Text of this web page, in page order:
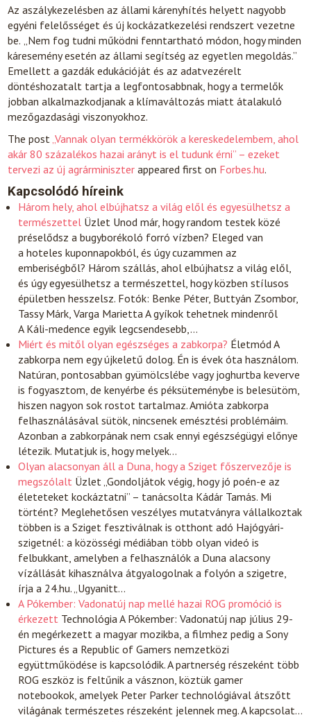
Az aszálykezelésben az állami kárenyhítés helyett nagyobb
egyéni felelősséget és új kockázatkezelési rendszert vezetne
be. „Nem fog tudni működni fenntartható módon, hogy minden
káresemény esetén az állami segítség az egyetlen megoldás.”
Emellett a gazdák edukációját és az adatvezérelt
döntéshozatalt tartja a legfontosabbnak, hogy a termelők
jobban alkalmazkodjanak a klímaváltozás miatt átalakuló
mezőgazdasági viszonyokhoz.
The post„Vannak olyan termékkörök a kereskedelembem, ahol
akár 80 százalékos hazai arányt is el tudunk érni” – ezeket
tervezi az új agrárminiszter appeared first on Forbes.hu.
Kapcsolódó híreink
Három hely, ahol elbújhatsz a világ elől és egyesülhetsz a
természettel Üzlet Unod már, hogy random testek közé
préselődsz a bugyborékoló forró vízben? Eleged van
a hoteles kuponnapokból, és úgy cuzammen az
emberiségből? Három szállás, ahol elbújhatsz a világ elől,
és úgy egyesülhetsz a természettel, hogy közben stílusos
épületben hesszelsz. Fotók: Benke Péter, Buttyán Zsombor,
Tassy Márk, Varga Marietta A gyíkok tehetnek mindenről
A Káli-medence egyik legcsendesebb,…
Miért és mitől olyan egészséges a zabkorpa? ÉletmódA
zabkorpa nem egy újkeletű dolog. Én is évek óta használom.
Natúran, pontosabban gyümölcslébe vagy joghurtba keverve
is fogyasztom, de kenyérbe és péksüteménybe is belesütöm,
hiszen nagyon sok rostot tartalmaz. Amióta zabkorpa
felhasználásával sütök, nincsenek emésztési problémáim.
Azonban a zabkorpának nem csak ennyi egészségügyi előnye
létezik. Mutatjuk is, hogy melyek…
Olyan alacsonyan áll a Duna, hogy a Sziget főszervezője is
megszólalt Üzlet„Gondoljátok végig, hogy jó poén-e az
életeteket kockáztatni” – tanácsolta Kádár Tamás. Mi
történt? Meglehetősen veszélyes mutatványra vállalkoztak
többen is a Sziget fesztiválnak is otthont adó Hajógyári-
szigetnél: a közösségi médiában több olyan videó is
felbukkant, amelyben a felhasználók a Duna alacsony
vízállását kihasználva átgyalogolnak a folyón a szigetre,
írja a 24.hu. „Ugyanitt…
A Pókember: Vadonatúj nap mellé hazai ROG promóció is
érkezett TechnológiaA Pókember: Vadonatúj nap július 29-
én megérkezett a magyar mozikba, a filmhez pedig a Sony
Pictures és a Republic of Gamers nemzetközi
együttműködése is kapcsolódik. A partnerség részeként több
ROG eszköz is feltűnik a vásznon, köztük gamer
notebookok, amelyek Peter Parker technológiával átszőtt
világának természetes részeként jelennek meg. A kapcsolat…